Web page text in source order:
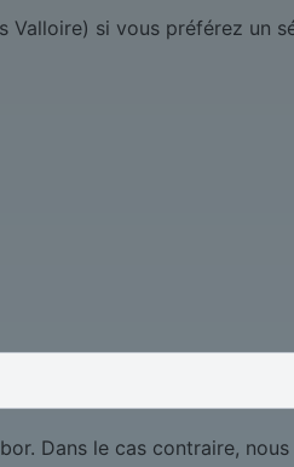
si vous préférez un
Dans le cas contraire,